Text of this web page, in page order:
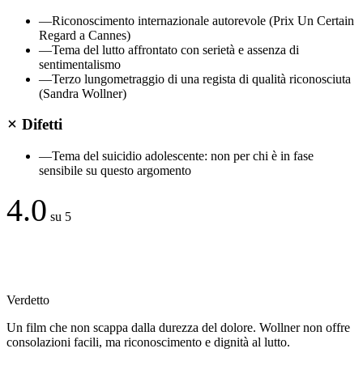
—Riconoscimento internazionale autorevole (Prix Un Certain
Regard a Cannes)
—Tema del lutto affrontato con serietà e assenza di
sentimentalismo
—Terzo lungometraggio di una regista di qualità riconosciuta
(Sandra Wollner)
Difetti
—Tema del suicidio adolescente: non per chi è in fase
sensibile su questo argomento
4.0 su 5
Verdetto
Un film che non scappa dalla durezza del dolore. Wollner non offre
consolazioni facili, ma riconoscimento e dignità al lutto.